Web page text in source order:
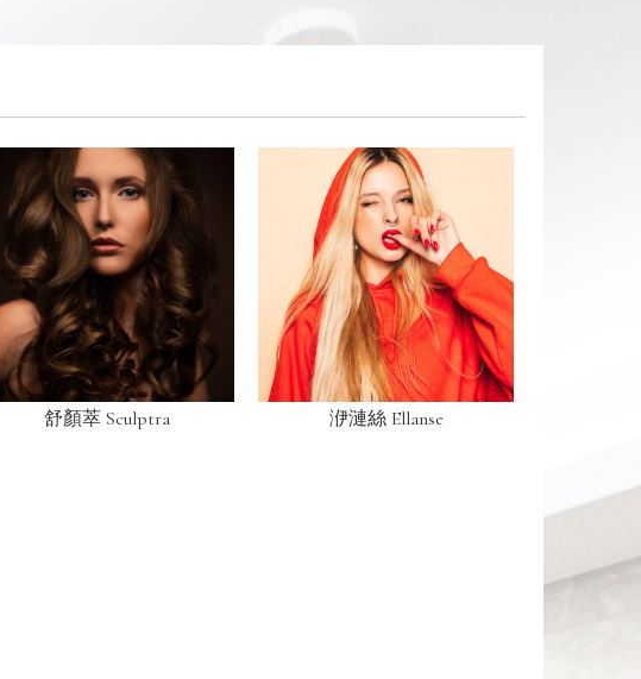
舒顏萃 Sculptra 洢漣絲 Ellanse